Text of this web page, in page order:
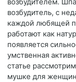
возбудитель, с
каждой любящей
работают как
появляется
умственная
статье
мушке для